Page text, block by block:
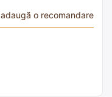
adaugă o recomandare